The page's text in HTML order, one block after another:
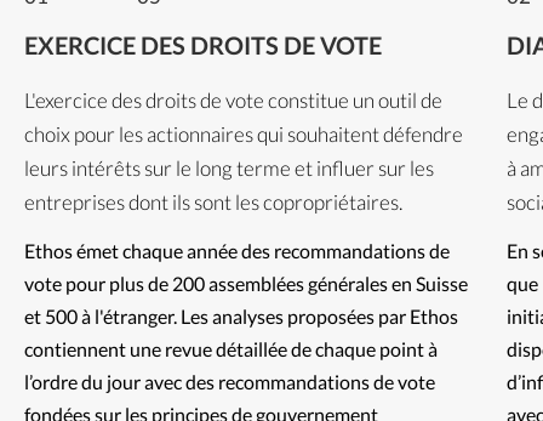
EXERCICE DES DROITS DE VOTE
L'exercice des droits de vote constitue un outil de
choix pour les actionnaires qui souhaitent défendre
leurs intérêts sur le long terme et influer sur les
entreprises dont ils sont les copropriétaires.
Ethos émet chaque année des recommandations de
vote pour plus de 200 assemblées générales en Suisse
et 500 à l'étranger. Les analyses proposées par Ethos
contiennent une revue détaillée de chaque point à
l’ordre du jour avec des recommandations de vote
fondées sur les principes de gouvernement
Le
à
En
que